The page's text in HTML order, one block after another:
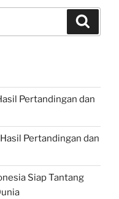
Pertandingan dan
Pertandingan dan
Siap Tantang